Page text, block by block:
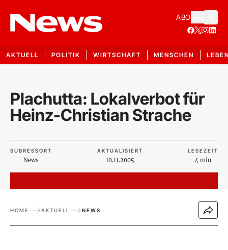
ABO
AKTUELL POLITIK WIRTSCHAFT MENSCHEN
Plachutta: Lokalverbot für
Heinz-Christian Strache
SUBRESSORT
News
AKTUALISIERT
10.11.2005
LESEZEIT
4 min
HOME AKTUELL NEWS